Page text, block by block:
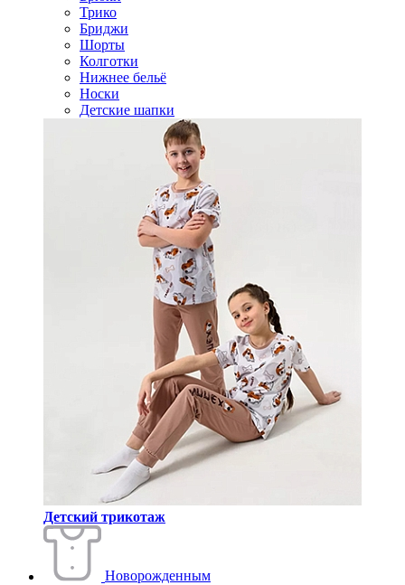
Трико
Бриджи
Шорты
Колготки
Нижнее бельё
Носки
Детские шапки
Детский трикотаж
Новорожденным